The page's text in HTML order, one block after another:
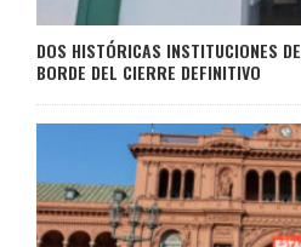
DOS HISTÓRICAS INSTITUCIONES
BORDE DEL CIERRE DEFINITIVO